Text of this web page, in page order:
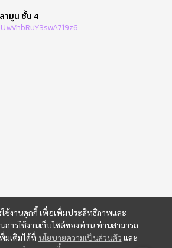
ใช้งานคุกกี้ เพื่อเพิ่มประสิทธิภาพและ
ารใช้งานเว็บไซต์ของท่าน ท่านสามารถ
มเติมได้ที่ นโยบายความเป็นส่วนตัว และ
ามูน ชั้น 4